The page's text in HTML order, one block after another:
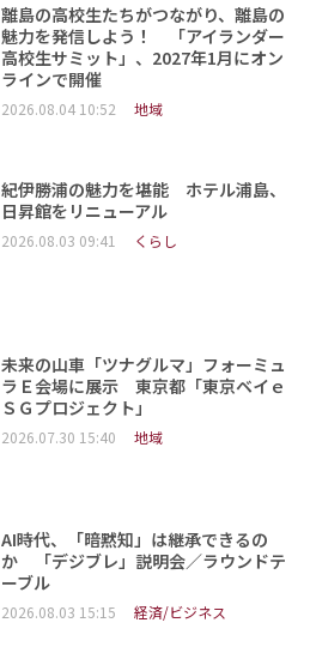
離島の高校生たちがつながり、離島の
魅力を発信しよう！ 「アイランダー
高校生サミット」、2027年1月にオン
ラインで開催
2026.08.04 10:52 地域
紀伊勝浦の魅力を堪能 ホテル浦島、
日昇館をリニューアル
2026.08.03 09:41 くらし
未来の山車「ツナグルマ」フォーミュ
ラＥ会場に展示 東京都「東京ベイｅ
ＳＧプロジェクト」
2026.07.30 15:40 地域
AI時代、「暗黙知」は継承できるの
か 「デジブレ」説明会／ラウンドテ
ーブル
2026.08.03 15:15 経済/ビジネス